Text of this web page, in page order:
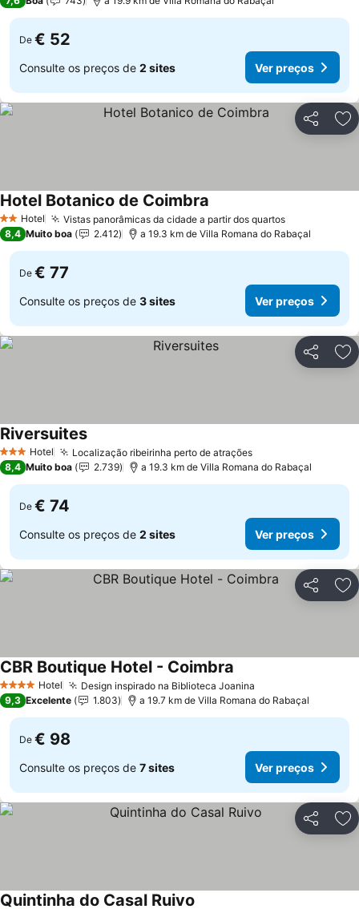
De € 52
Consulte os preços de 2 sites Ver preços
Partilhar
2 Estrelas
Hotel Vistas panorâmicas da cidade a partir dos quartosVer preços
Hotel Botanico de Coimbra
8,4 Muito boa 2.412 a 19.3 km de Villa Romana do Rabaçal
De € 77
Consulte os preços de 3 sites Ver preços
Partilhar
3 EstrelasHotel Localização ribeirinha perto de atraçõesVer preços
RiversuitesVer preços
8,4 Muito boa 2.739 a 19.3 km de Villa Romana do Rabaçal
De € 74
Consulte os preços de 2 sites Ver preços
Partilhar
4 EstrelasHotel Design inspirado na Biblioteca Joanina
CBR Boutique Hotel - Coimbra
9,3 Excelente 1.803 a 19.7 km de Villa Romana do Rabaçal
De € 98
Consulte os preços de 7 sites Ver preços
Partilhar
Quintinha do Casal Ruivo